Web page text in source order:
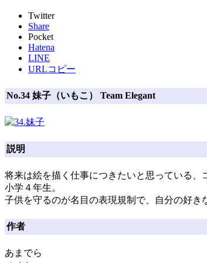
Twitter
Share
Pocket
Hatena
LINE
URLコピー
No.34 妹子（いもこ） Team Elegant
説明
将来は絵を描く仕事につきたいと思っている、
小学４年生。
子供を守るのが名目の表現規制で、自分の好き
作者
あまでら